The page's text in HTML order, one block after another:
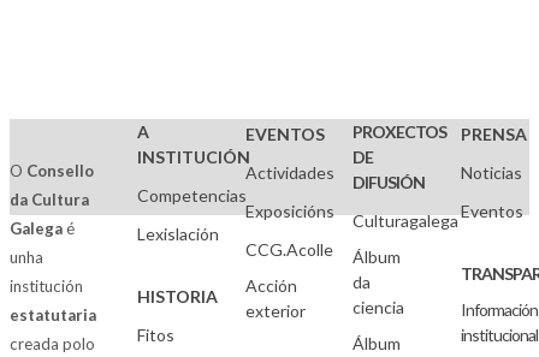
O Consello
da Cultura
Galegaé
unha
institución
estatutaria
creada polo
A
INSTITUCIÓN
Competencias
Lexislación
HISTORIA
Fitos
EVENTOS
Actividades
Exposicións
CCG.Acolle
Acción
exterior
PROXECTOS
DE
DIFUSIÓN
Culturagalega
Álbum
da
ciencia
Álbum
PRENSA
Noticias
Eventos
Información
institucional